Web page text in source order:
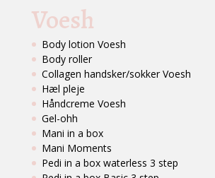
Voesh
Body lotion Voesh
Body roller
Collagen handsker/sokker Voesh
Hæl pleje
Håndcreme Voesh
Gel-ohh
Mani in a box
Mani Moments
Pedi in a box waterless 3 step